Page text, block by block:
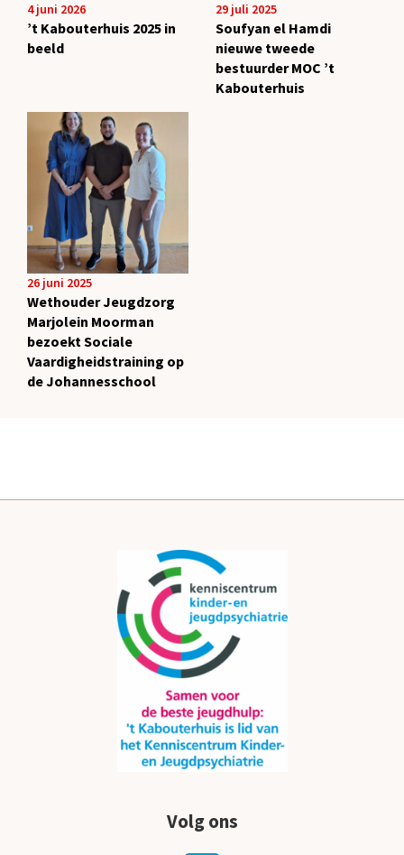
4 juni 2026
’t Kabouterhuis 2025 in
beeld
29 juli 2025
Soufyan el Hamdi
nieuwe tweede
bestuurder MOC ’t
Kabouterhuis
26 juni 2025
Wethouder Jeugdzorg
Marjolein Moorman
bezoekt Sociale
Vaardigheidstraining op
de Johannesschool
Volg ons